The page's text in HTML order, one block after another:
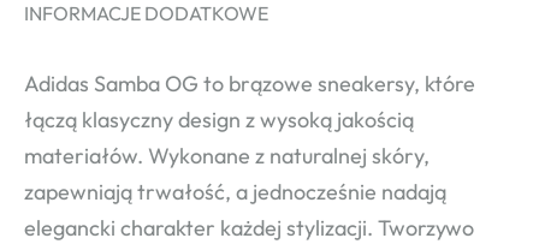
INFORMACJE DODATKOWE
Adidas Samba OG to brązowe sneakersy, które
łączą klasyczny design z wysoką jakością
materiałów. Wykonane z naturalnej skóry,
zapewniają trwałość, a jednocześnie nadają
elegancki charakter każdej stylizacji. Tworzywo